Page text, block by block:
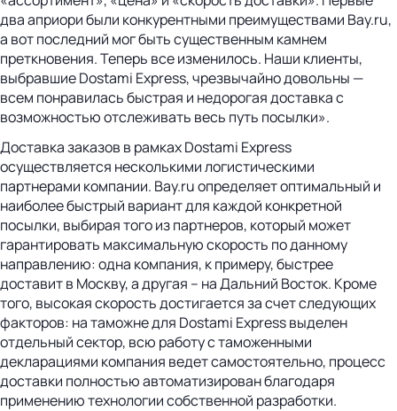
два априори были конкурентными преимуществами Bay.ru,
а вот последний мог быть существенным камнем
преткновения. Теперь все изменилось. Наши клиенты,
выбравшие Dostami Express, чрезвычайно довольны —
всем понравилась быстрая и недорогая доставка с
возможностью отслеживать весь путь посылки».
Доставка заказов в рамках Dostami Express
осуществляется несколькими логистическими
партнерами компании. Bay.ru определяет оптимальный и
наиболее быстрый вариант для каждой конкретной
посылки, выбирая того из партнеров, который может
гарантировать максимальную скорость по данному
направлению: одна компания, к примеру, быстрее
доставит в Москву, а другая – на Дальний Восток. Кроме
того, высокая скорость достигается за счет следующих
факторов: на таможне для Dostami Express выделен
отдельный сектор, всю работу с таможенными
декларациями компания ведет самостоятельно, процесс
доставки полностью автоматизирован благодаря
применению технологии собственной разработки.